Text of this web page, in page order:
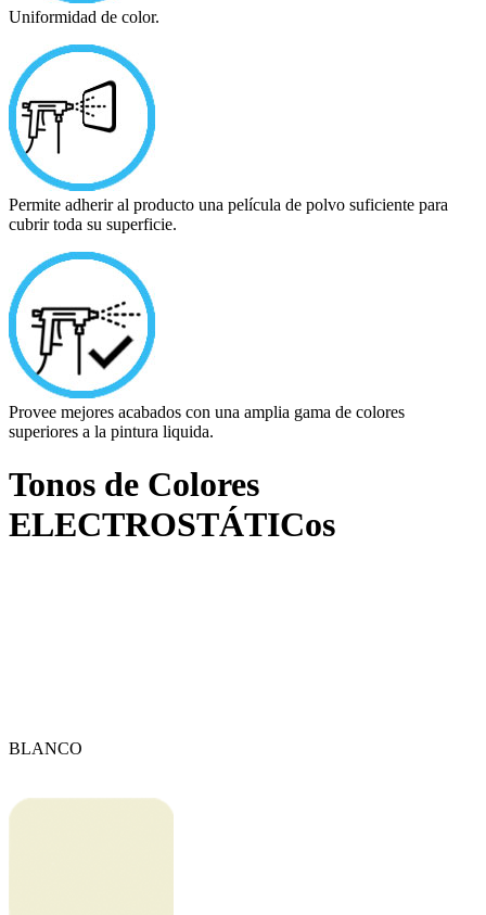
Uniformidad de color.
Permite adherir al producto una película de polvo suficiente para
cubrir toda su superficie.
Provee mejores acabados con una amplia gama de colores
superiores a la pintura liquida.
Tonos de Colores
ELECTROSTÁTICos
BLANCO